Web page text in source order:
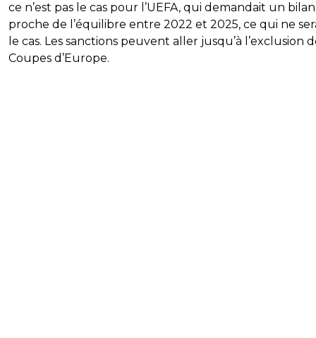
ce n’est pas le cas pour l’UEFA, qui demandait un bilan
proche de l’équilibre entre 2022 et 2025, ce qui ne
le cas. Les sanctions peuvent aller jusqu’à l’exclusion
Coupes d’Europe.